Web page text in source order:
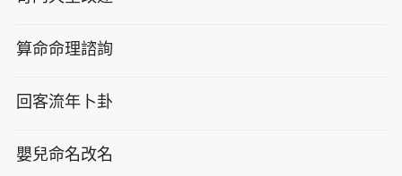
算命命理諮詢
回客流年卜卦
嬰兒命名改名